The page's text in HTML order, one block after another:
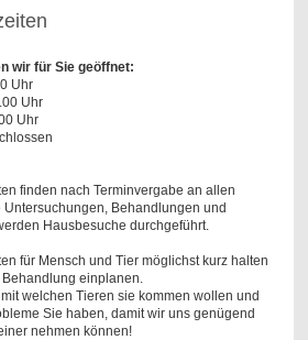
wir für Sie geöffnet:
Uhr
Uhr
Uhr
finden nach Terminvergabe an allen
Behandlungen und
Hausbesuche durchgeführt.
für Mensch und Tier möglichst kurz halten
einplanen.
welchen Tieren sie kommen wollen und
Sie haben, damit wir uns genügend
nehmen können!